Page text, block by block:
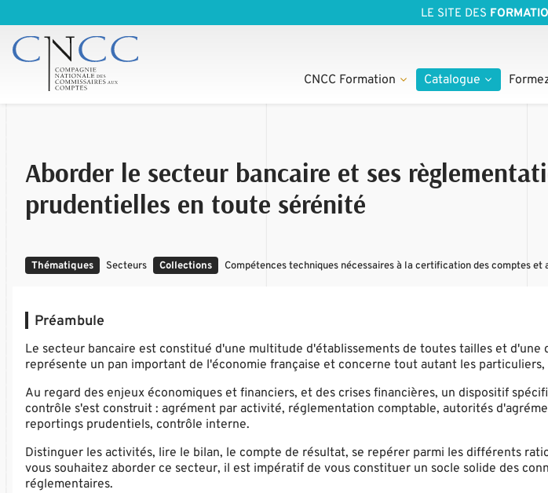
LE SITE DES
CNCC Formation Catalogue
Aborder le secteur bancaire et ses
prudentielles en toute sérénité
Thématiques Secteurs Collections Compétences techniques nécessaires à la certification des comptes et
Préambule
Le secteur bancaire est constitué d'une multitude d'établissements de toutes tailles et d'une
représente un pan important de l'économie française et concerne tout autant les
Au regard des enjeux économiques et financiers, et des crises financières, un dispositif
contrôle s'est construit : agrément par activité, réglementation comptable, autorités
reportings prudentiels, contrôle interne.
Distinguer les activités, lire le bilan, le compte de résultat, se repérer parmi les différents
vous souhaitez aborder ce secteur, il est impératif de vous constituer un socle solide des
réglementaires.